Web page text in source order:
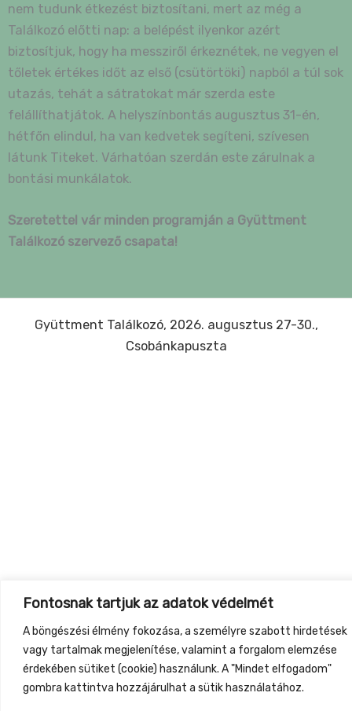
Fontosnak tartjuk az adatok védelmét
A böngészési élmény fokozása, a személyre szabott hirdetések
vagy tartalmak megjelenítése, valamint a forgalom elemzése
érdekében sütiket (cookie) használunk. A "Mindet elfogadom"
gombra kattintva hozzájárulhat a sütik használatához.
nem tudunk étkezést biztosítani, mert az még a
Találkozó előtti nap: a belépést ilyenkor azért
biztosítjuk, hogy ha messziről érkeznétek, ne vegyen el
tőletek értékes időt az első (csütörtöki) napból a túl sok
utazás, tehát a sátratokat már szerda este
felállíthatjátok. A helyszínbontás augusztus 31-én,
hétfőn elindul, ha van kedvetek segíteni, szívesen
látunk Titeket. Várhatóan szerdán este zárulnak a
bontási munkálatok.
Szeretettel vár minden programján a Gyüttment
Találkozó szervező csapata!
Gyüttment Találkozó, 2026. augusztus 27-30.,
Csobánkapuszta